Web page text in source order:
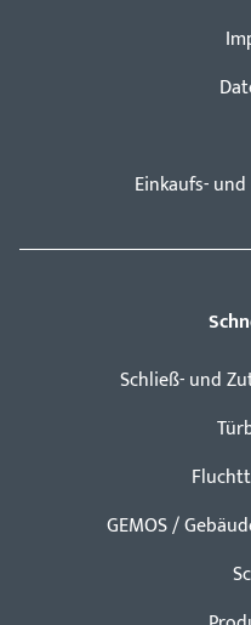
Einkaufs-
Schließ- und
GEMOS /